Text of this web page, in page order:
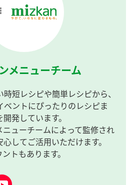
メニューチーム
短レシピや簡単レシピから、
ベントにぴったりのレシピま
発しています。
ューチームによって監修され
してご活用いただけます。
トもあります。